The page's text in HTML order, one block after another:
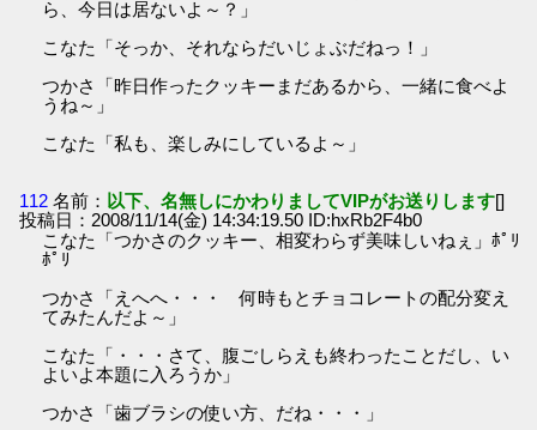
ら、今日は居ないよ～？」
こなた「そっか、それならだいじょぶだねっ！」
つかさ「昨日作ったクッキーまだあるから、一緒に食べよ
うね～」
こなた「私も、楽しみにしているよ～」
112 名前： 以下、名無しにかわりましてVIPがお送りします[]
投稿日：2008/11/14(金) 14:34:19.50 ID:hxRb2F4b0
こなた「つかさのクッキー、相変わらず美味しいねぇ」ﾎﾟﾘ
ﾎﾟﾘ
つかさ「えへへ・・・ 何時もとチョコレートの配分変え
てみたんだよ～」
こなた「・・・さて、腹ごしらえも終わったことだし、い
よいよ本題に入ろうか」
つかさ「歯ブラシの使い方、だね・・・」